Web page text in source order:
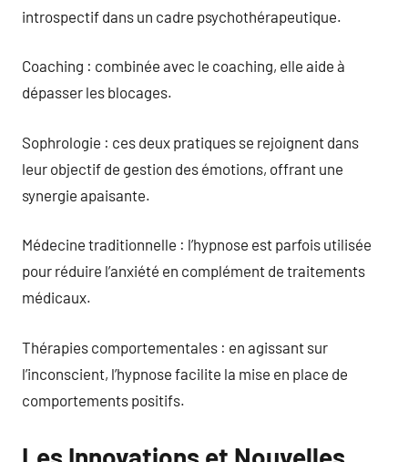
introspectif dans un cadre psychothérapeutique.
Coaching : combinée avec le coaching, elle aide à
dépasser les blocages.
Sophrologie : ces deux pratiques se rejoignent dans
leur objectif de gestion des émotions, offrant une
synergie apaisante.
Médecine traditionnelle : l’hypnose est parfois utilisée
pour réduire l’anxiété en complément de traitements
médicaux.
Thérapies comportementales : en agissant sur
l’inconscient, l’hypnose facilite la mise en place de
comportements positifs.